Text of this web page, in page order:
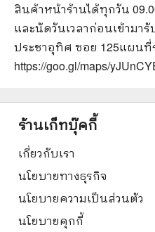
สินค้าหน้าร้านได้ทุกวัน
และนัดวันเวลาก่อนเข้ามา
ประชาอุทิศ ซอย 125แผนที่
https://goo.gl/maps/
ร้านเก็ทบุ๊คกี้
เกี่ยวกับเรา
นโยบายทางธุรกิจ
นโยบายความเป็นส่วนตัว
นโยบายคุกกี้